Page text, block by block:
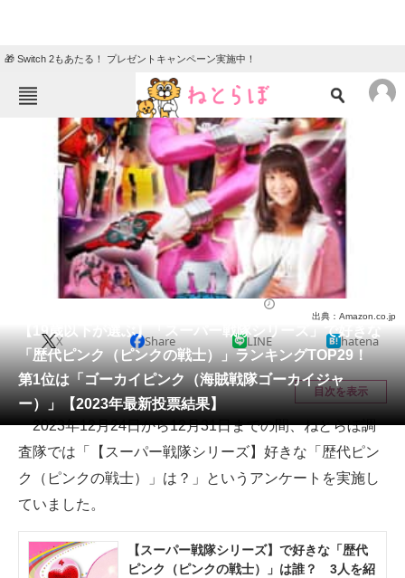
🎁 Switch 2もあたる！ プレゼントキャンペーン実施中！
ねとらぼメニュー
ニュース
クイズ
地域
教育・育児
リサーチ
メディア
注目記事を集めた総合ページ
ITの今と未来を見通す
スマホと通信の最新トレンド
好きが集まる 比べて選べる
【19歳以下が選ぶ】「スーパー戦隊シリーズ」で好きな
「歴代ピンク（ピンクの戦士）」ランキングTOP29！
第1位は「ゴーカイピンク（海賊戦隊ゴーカイジャ
ー）」【2023年最新投票結果】
出典：Amazon.co.jp
X Share LINE hatena
目次を表示
2023年12月24日から12月31日までの間、ねとらぼ調
査隊では「【スーパー戦隊シリーズ】好きな「歴代ピン
ク（ピンクの戦士）」は？」というアンケートを実施し
ていました。
【スーパー戦隊シリーズ】で好きな「歴代
ピンク（ピンクの戦士）」は誰？ 3人を紹